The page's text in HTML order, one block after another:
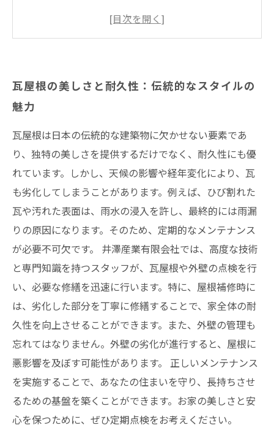
瓦の劣化が引き起こす雨漏りの危険
スサービス
テナンス
まとめ
井澤産業有限会社│ 熱田区・中村区など名古屋
市内および愛知県での施工実績はこちら
瓦屋根の美しさと耐久性：伝統的なスタイルの
魅力
瓦屋根は日本の伝統的な建築物に欠かせない要素であ
り、独特の美しさを提供するだけでなく、耐久性にも優
れています。しかし、天候の影響や経年変化により、瓦
も劣化してしまうことがあります。例えば、ひび割れた
瓦や汚れた表面は、雨水の浸入を許し、最終的には雨漏
りの原因になります。そのため、定期的なメンテナンス
が必要不可欠です。 井澤産業有限会社では、高度な技術
と専門知識を持つスタッフが、瓦屋根や外壁の点検を行
い、必要な修繕を迅速に行います。特に、屋根補修時に
は、劣化した部分を丁寧に修繕することで、家全体の耐
久性を向上させることができます。また、外壁の管理も
忘れてはなりません。外壁の劣化が進行すると、屋根に
悪影響を及ぼす可能性があります。 正しいメンテナンス
を実施することで、あなたの住まいを守り、長持ちさせ
るための基盤を築くことができます。お家の美しさと安
心を保つために、ぜひ定期点検をお考えください。